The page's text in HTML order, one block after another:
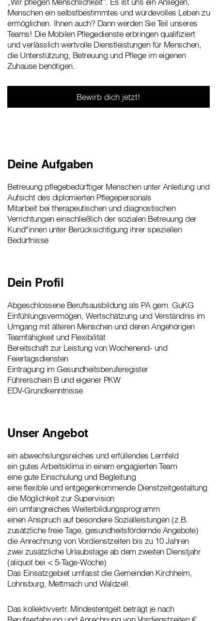
Menschen ein selbstbestimmtes und würdevolles Leben zu
ermöglichen. Ihnen auch? Dann werden Sie Teil unseres
Teams! Die Mobilen Pflegedienste erbringen qualifiziert
und verlässlich wertvolle Dienstleistungen für Menschen,
die Unterstützung, Betreuung und Pflege im eigenen
Zuhause benötigen.
Bewirb dich jetzt!
Deine Aufgaben
Betreuung pflegebedürftiger Menschen unter Anleitung und
Aufsicht des diplomierten Pflegepersonals
Mitarbeit bei therapeutischen und diagnostischen
Verrichtungen einschließlich der sozialen Betreuung der
Kund*innen unter Berücksichtigung ihrer speziellen
Bedürfnisse
Dein Profil
Abgeschlossene Berufsausbildung als PA gem. GuKG
Einfühlungsvermögen, Wertschätzung und Verständnis im
Umgang mit älteren Menschen und deren Angehörigen
Teamfähigkeit und Flexibilität
Bereitschaft zur Leistung von Wochenend- und
Feiertagsdiensten
Eintragung im Gesundheitsberuferegister
Führerschein B und eigener PKW
EDV-Grundkenntnisse
Unser Angebot
ein abwechslungsreiches und erfüllendes Lernfeld
ein gutes Arbeitsklima in einem engagierten Team
eine gute Einschulung und Begleitung
eine flexible und entgegenkommende Dienstzeitgestaltung
die Möglichkeit zur Supervision
ein umfangreiches Weiterbildungsprogramm
einen Anspruch auf besondere Sozialleistungen (z.B.
zusätzliche freie Tage, gesundheitsfördernde Angebote)
die Anrechnung von Vordienstzeiten bis zu 10 Jahren
zwei zusätzliche Urlaubstage ab dem zweiten Dienstjahr
(aliquot bei < 5-Tage-Woche)
Das Einsatzgebiet umfasst die Gemeinden Kirchheim,
Lohnsburg, Mettmach und Waldzell.
Das kollektivvertr. Mindestentgelt beträgt je nach